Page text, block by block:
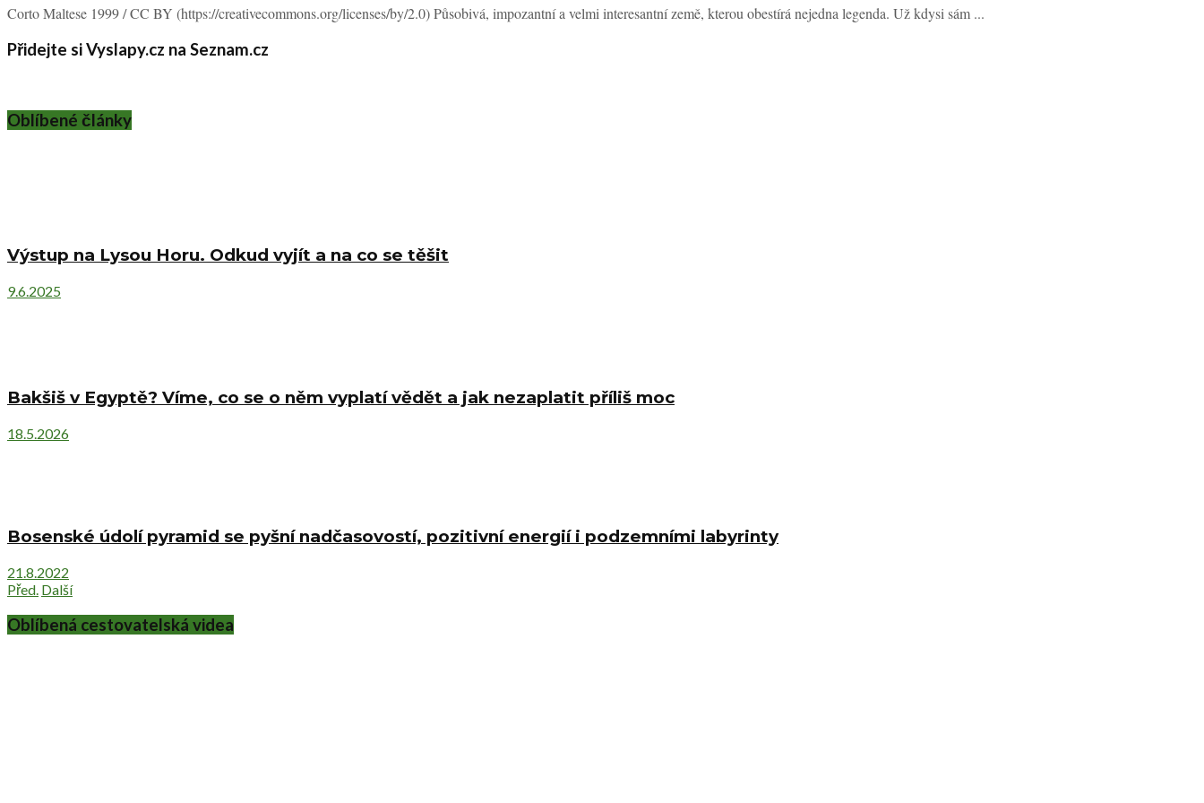
Corto Maltese 1999 / CC BY (https://creativecommons.org/licenses/by/2.0) Působivá, impozantní a velmi interesantní země, kterou obestírá nejedna legenda. Už kdysi sám ...
Přidejte si Vyslapy.cz na Seznam.cz
Oblíbené články
Výstup na Lysou Horu. Odkud vyjít a na co se těšit
9.6.2025
Bakšiš v Egyptě? Víme, co se o něm vyplatí vědět a jak nezaplatit příliš moc
18.5.2026
Bosenské údolí pyramid se pyšní nadčasovostí, pozitivní energií i podzemními labyrinty
21.8.2022
Před. Další
Oblíbená cestovatelská videa